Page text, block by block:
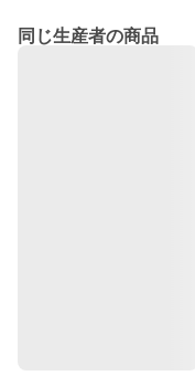
同じ生産者の商品